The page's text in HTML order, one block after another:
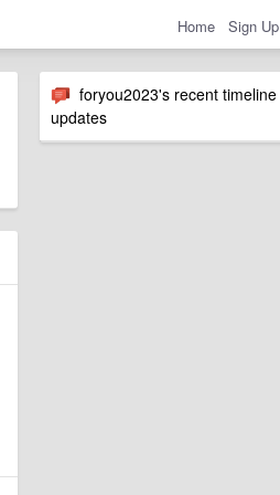
Home Sign Up
foryou2023's recent timeline
updates